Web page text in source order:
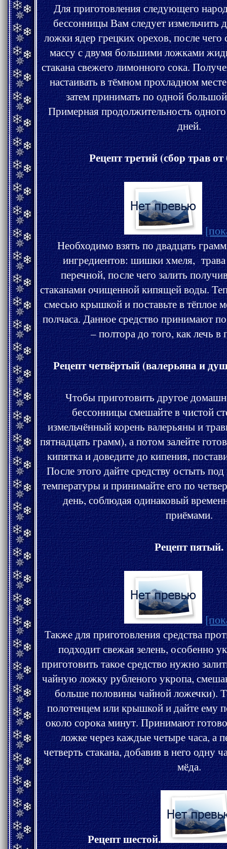
Для приготовления следующего народного
бессонницы Вам следует измельчить
ложки ядер грецких орехов, после
массу с двумя большими ложками жидкого мёда и половиной
стакана свежего лимонного сока. Полученную смесь необходимо
настаивать в тёмном прохладном месте не менее пяти суток, а
затем принимать по одной большой ложке перед
Примерная продолжительность одного
дней.
Рецепт третий (сбор трав
Необходимо взять по двадцать
ингредиентов: шишки хмеля,
перечной, после чего залить получившуюся смесь двумя
стаканами очищенной кипящей воды. Теперь накройте ёмкость со
смесью крышкой и поставьте в тёплое место для настаивания на
полчаса. Данное средство принимают по половине
– полтора до того, как лечь в
Рецепт четвёртый (валерьяна и
Чтобы приготовить другое домашнее средство
бессонницы смешайте в чистой
измельчённый корень валерьяны и
пятнадцать грамм), а потом залейте готовый сбор одним стаканом
кипятка и доведите до кипения, поставив на пар водяной бани.
После этого дайте средству остыть под крышкой до комнатной
температуры и принимайте его по четверти стакана
день, соблюдая одинаковый
приёмами.
Рецепт пятый.
Также для приготовления средства против бессонницы отлично
подходит свежая зелень, особенно укроп!
приготовить такое средство нужно
чайную ложку рубленого укропа,
больше половины чайной ложечки). Теперь накройте смесь
полотенцем или крышкой и дайте ему постоять в тёплом месте
около сорока минут. Принимают готовое средство по
ложке через каждые четыре часа, а перед
четверть стакана, добавив в него одну
мёда.
Рецепт шестой.